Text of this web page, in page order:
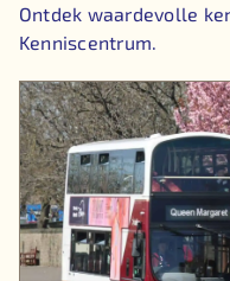
Ontdek waardevolle
Kenniscentrum.